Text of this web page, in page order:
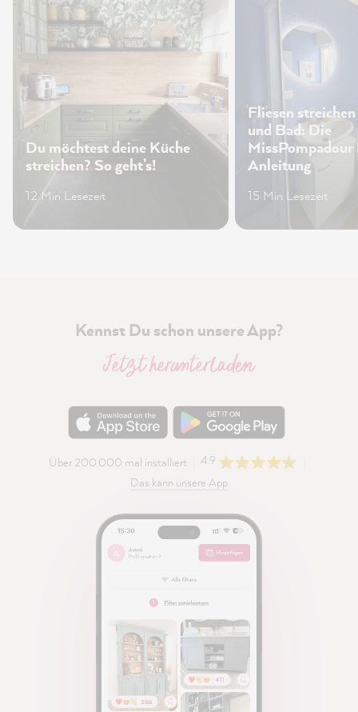
Du möchtest deine Küche
streichen? So geht’s!
12 Min Lesezeit
Fliesen
und Bad: Die
MissPompadour
Anleitung
15 Min Lesezeit
Kennst Du schon unsere App?
Jetzt herunterladen
Über 200.000 mal installiert
4.9
Das kann unsere App